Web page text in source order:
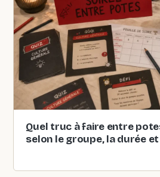
Quel truc à faire entre
selon le groupe, la durée et